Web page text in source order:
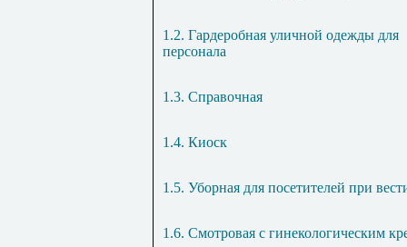
1.2. Гардеробная уличной одежды для
персонала
1.3. Справочная
1.4. Киоск
1.5. Уборная для посетителей при
1.6. Смотровая с гинекологическим